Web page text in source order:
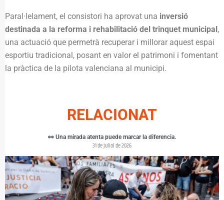
Paral·lelament, el consistori ha aprovat una inversió
destinada a la reforma i rehabilitació del trinquet municipal,
una actuació que permetrà recuperar i millorar aquest espai
esportiu tradicional, posant en valor el patrimoni i fomentant
la pràctica de la pilota valenciana al municipi.
RELACIONAT
👀 Una mirada atenta puede marcar la diferencia.
31 de juliol de 2026